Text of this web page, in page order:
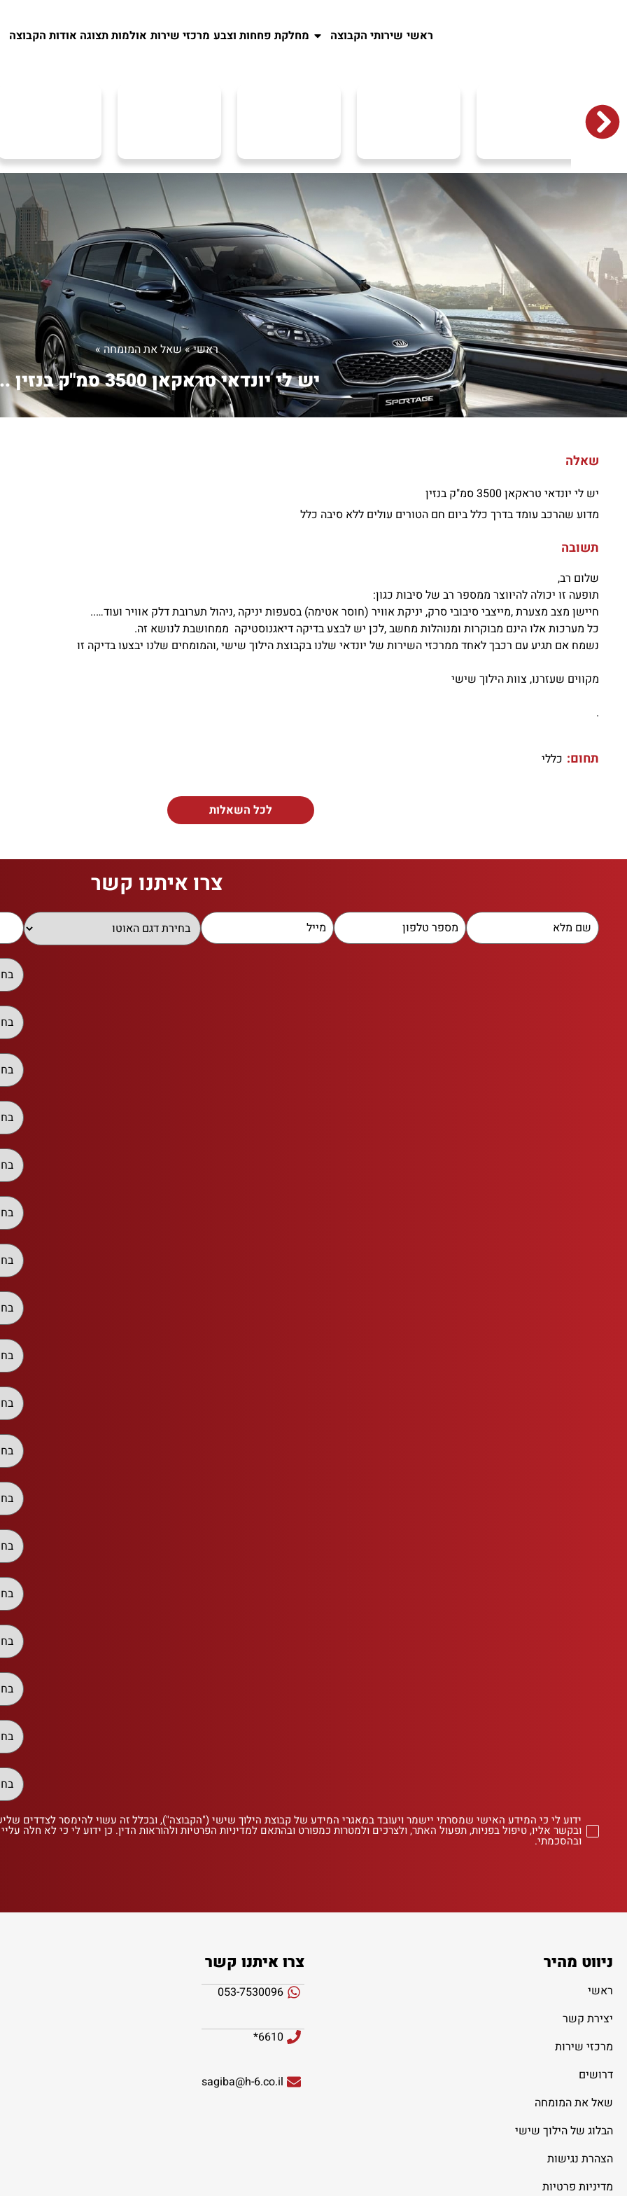
ראשי שירותי הקבוצה מחלקת פחחות וצבע מרכזי שירות אולמות תצוגה אודות הקבוצה
ראשי»שאל את המומחה»
יש לי יונדאי טראקאן 3500 סמ"ק בנזין ...
שאלה
יש לי יונדאי טראקאן 3500 סמ"ק בנזין
מדוע שהרכב עומד בדרך כלל ביום חם הטורים עולים ללא סיבה כלל
תשובה
שלום רב,
תופעה זו יכולה להיווצר ממספר רב של סיבות כגון:
חיישן מצב מצערת ,מייצבי סיבובי סרק, יניקת אוויר (חוסר אטימה) בסעפות יניקה ,ניהול תערובת דלק אוויר ועוד…..
כל מערכות אלו הינם מבוקרות ומנוהלות מחשב ,לכן יש לבצע בדיקה דיאגנוסטיקה ממחושבת לנושא זה.
נשמח אם תגיע עם רכבך לאחד ממרכזי השירות של יונדאי שלנו בקבוצת הילוך שישי ,והמומחים שלנו יבצעו בדיקה זו
מקווים שעזרנו, צוות הילוך שישי
.
תחום: כללי
לכל השאלות
צרו איתנו קשר
ידוע לי כי המידע האישי שמסרתי יישמר ויעובד במאגרי המידע של קבוצת הילוך שישי ("הקבוצה"), ובכלל זה עשוי להימסר לצדדים
ובקשר אליו, טיפול בפניות, תפעול האתר, ולצרכים ולמטרות כמפורט ובהתאם למדיניות הפרטיות ולהוראות הדין. כן ידוע לי כי לא חלה
ובהסכמתי.
ניווט מהיר
ראשי
יצירת קשר
מרכזי שירות
דרושים
שאל את המומחה
הבלוג של הילוך שישי
הצהרת נגישות
מדיניות פרטיות
צרו איתנו קשר
053-7530096
6610*
sagiba@h-6.co.il